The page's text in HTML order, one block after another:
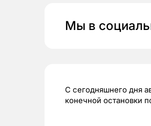
Мы в
С сегодняшнего дня
конечной остановки